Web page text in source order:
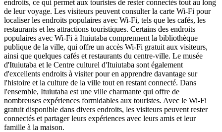
endroits, ce qui permet aux touristes de rester connectés tout au long
de leur voyage. Les visiteurs peuvent consulter la carte Wi-Fi pour
localiser les endroits populaires avec Wi-Fi, tels que les cafés, les
restaurants et les attractions touristiques. Certains des endroits
populaires avec Wi-Fi à Ituiutaba comprennent la bibliothèque
publique de la ville, qui offre un accès Wi-Fi gratuit aux visiteurs,
ainsi que quelques cafés et restaurants du centre-ville. Le musée
d'Ituiutaba et le Centre culturel d'Ituiutaba sont également
d'excellents endroits à visiter pour en apprendre davantage sur
l'histoire et la culture de la ville tout en restant connecté. Dans
l'ensemble, Ituiutaba est une ville charmante qui offre de
nombreuses expériences formidables aux touristes. Avec le Wi-Fi
gratuit disponible dans divers endroits, les visiteurs peuvent rester
connectés et partager leurs expériences avec leurs amis et leur
famille à la maison.